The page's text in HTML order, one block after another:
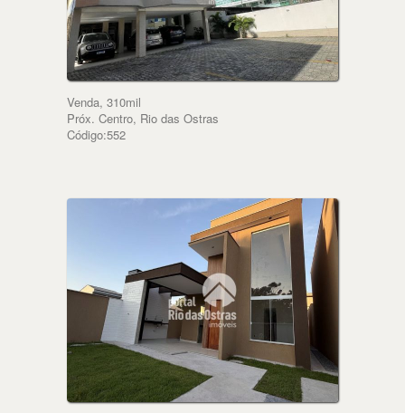
Venda, 310mil
Próx. Centro, Rio das Ostras
Código:552